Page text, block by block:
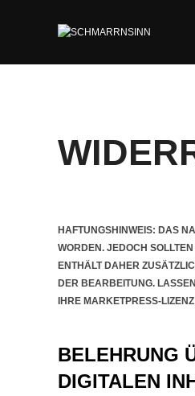
HAFTUNGSHINWEIS: DAS
WORDEN. JEDOCH
ENTHÄLT DAHER
DER BEARBEITUNG.
IHRE MARKETPRESS-
BELEHRUNG
DIGITALEN